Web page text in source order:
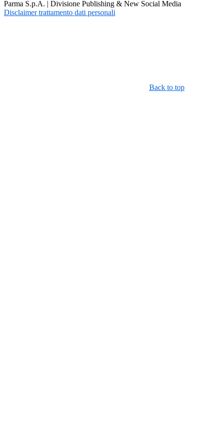
Parma S.p.A. | Divisione Publishing & New Social Media
Disclaimer trattamento dati personali
Back to top